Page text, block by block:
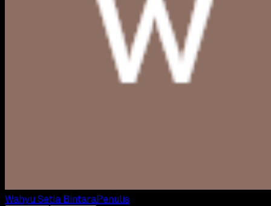
Wahyu Setia BintaraPenulis